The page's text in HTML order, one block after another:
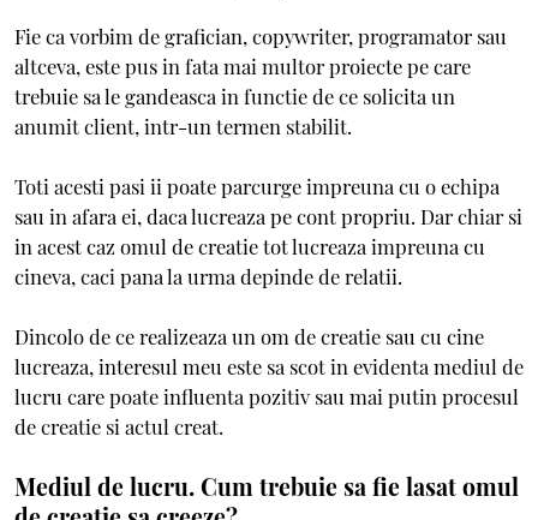
Fie ca vorbim de grafician, copywriter, programator sau
altceva, este pus in fata mai multor proiecte pe care
trebuie sa le gandeasca in functie de ce solicita un
anumit client, intr-un termen stabilit.
Toti acesti pasi ii poate parcurge impreuna cu o echipa
sau in afara ei, daca lucreaza pe cont propriu. Dar chiar si
in acest caz omul de creatie tot lucreaza impreuna cu
cineva, caci pana la urma depinde de relatii.
Dincolo de ce realizeaza un om de creatie sau cu cine
lucreaza, interesul meu este sa scot in evidenta mediul de
lucru care poate influenta pozitiv sau mai putin procesul
de creatie si actul creat.
Mediul de lucru. Cum trebuie sa fie lasat omul